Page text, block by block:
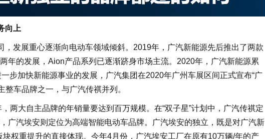
向上
发展重心逐渐向电动车领域倾斜。2019年，广汽新能源先后推出了两款
的发展，Aion产品系列已逐渐跻身市场主流。2020年，广汽新能源累
步加快新能源事业的发展，广汽集团在2020年广州车展区间正式宣布“广
车品牌之一，与广汽传祺并列。
大自主品牌的年销量要达到百万规模。在“双子星”计划中，广汽传祺定
广汽埃安则定位为高端智能电动车品牌。广汽埃安的独立，既是对广汽新
权重提升的直接体现。今年4月份，广汽埃安工厂在原有10万辆/年的产